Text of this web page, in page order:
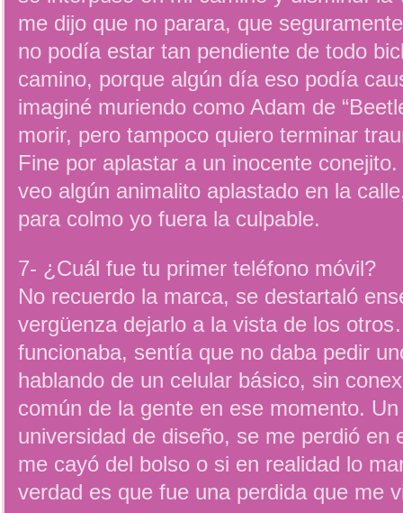
me dijo que no parara, que
no podía estar tan pendiente de todo
camino, porque algún día eso podía
imaginé muriendo como Adam de
morir, pero tampoco quiero terminar
Fine por aplastar a un inocente
veo algún animalito aplastado en la
para colmo yo fuera la culpable.
7- ¿Cuál fue tu primer teléfono móvil?
No recuerdo la marca, se destartaló
vergüenza dejarlo a la vista de los
funcionaba, sentía que no daba pedir
hablando de un celular básico, sin
común de la gente en ese momento.
universidad de diseño, se me perdió en
me cayó del bolso o si en realidad lo
verdad es que fue una perdida que me